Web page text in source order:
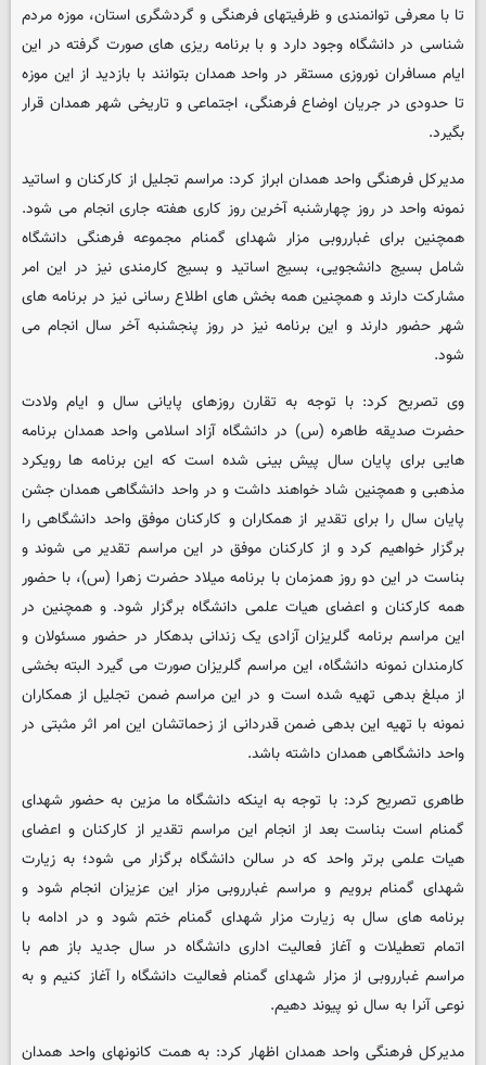
تا با معرفی توانمندی و ظرفیتهای فرهنگی و گردشگری استان، موزه مردم
شناسی در دانشگاه وجود دارد و با برنامه ریزی های صورت گرفته در این
ایام مسافران نوروزی مستقر در واحد همدان بتوانند با بازدید از این موزه
تا حدودی در جریان اوضاع فرهنگی، اجتماعی و تاریخی شهر همدان قرار
بگیرد.
مدیرکل فرهنگی واحد همدان ابراز کرد: مراسم تجلیل از کارکنان و اساتید
نمونه واحد در روز چهارشنبه آخرین روز کاری هفته جاری انجام می شود.
همچنین برای غبارروبی مزار شهدای گمنام مجموعه فرهنگی دانشگاه
شامل بسیج دانشجویی، بسیج اساتید و بسیج کارمندی نیز در این امر
مشارکت دارند و همچنین همه بخش های اطلاع رسانی نیز در برنامه های
شهر حضور دارند و این برنامه نیز در روز پنجشنبه آخر سال انجام می
شود.
وی تصریح کرد: با توجه به تقارن روزهای پایانی سال و ایام ولادت
حضرت صدیقه طاهره (س) در دانشگاه آزاد اسلامی واحد همدان برنامه
هایی برای پایان سال پیش بینی شده است که این برنامه ها رویکرد
مذهبی و همچنین شاد خواهند داشت و در واحد دانشگاهی همدان جشن
پایان سال را برای تقدیر از همکاران و کارکنان موفق واحد دانشگاهی را
برگزار خواهیم کرد و از کارکنان موفق در این مراسم تقدیر می شوند و
بناست در این دو روز همزمان با برنامه میلاد حضرت زهرا (س)، با حضور
همه کارکنان و اعضای هیات علمی دانشگاه برگزار شود. و همچنین در
این مراسم برنامه گلریزان آزادی یک زندانی بدهکار در حضور مسئولان و
کارمندان نمونه دانشگاه، این مراسم گلریزان صورت می گیرد البته بخشی
از مبلغ بدهی تهیه شده است و در این مراسم ضمن تجلیل از همکاران
نمونه با تهیه این بدهی ضمن قدردانی از زحماتشان این امر اثر مثبتی در
واحد دانشگاهی همدان داشته باشد.
طاهری تصریح کرد: با توجه به اینکه دانشگاه ما مزین به حضور شهدای
گمنام است بناست بعد از انجام این مراسم تقدیر از کارکنان و اعضای
هیات علمی برتر واحد که در سالن دانشگاه برگزار می شود؛ به زیارت
شهدای گمنام برویم و مراسم غبارروبی مزار این عزیزان انجام شود و
برنامه های سال به زیارت مزار شهدای گمنام ختم شود و در ادامه با
اتمام تعطیلات و آغاز فعالیت اداری دانشگاه در سال جدید باز هم با
مراسم غبارروبی از مزار شهدای گمنام فعالیت دانشگاه را آغاز کنیم و به
نوعی آنرا به سال نو پیوند دهیم.
مدیرکل فرهنگی واحد همدان اظهار کرد: به همت کانونهای واحد همدان